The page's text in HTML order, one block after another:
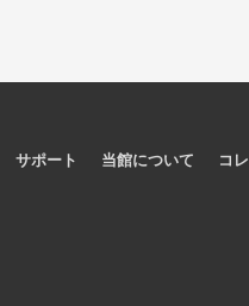
サポート 当館について コ